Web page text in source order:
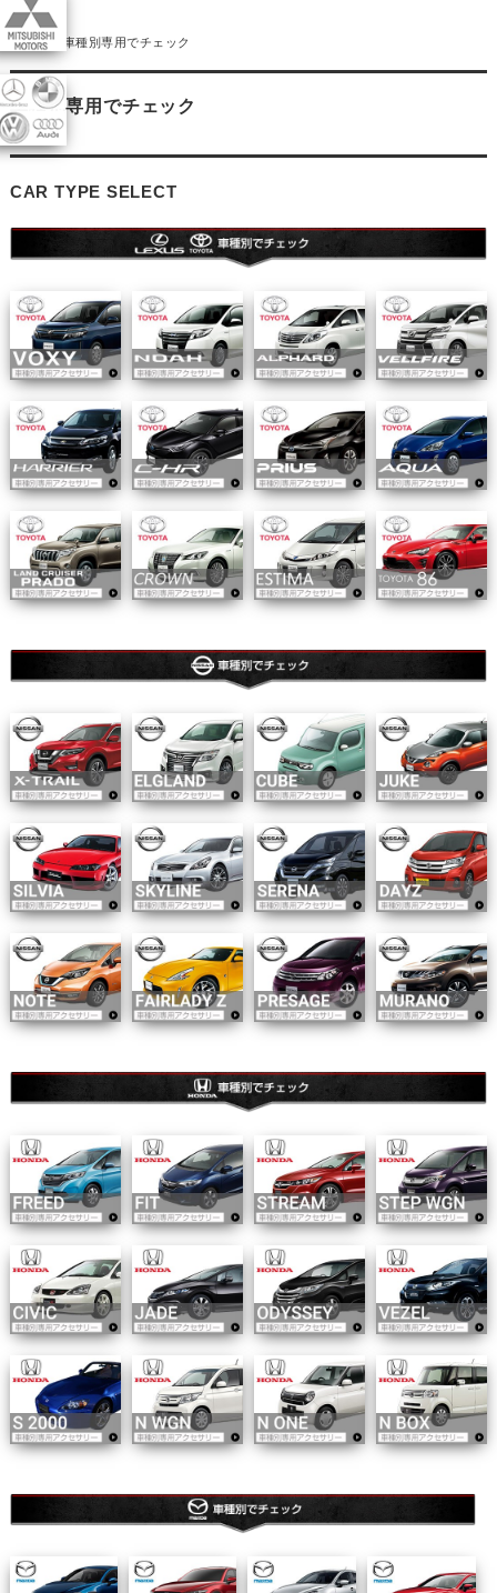
TOP 車種別専用でチェック
車種別専用でチェック
CAR TYPE SELECT